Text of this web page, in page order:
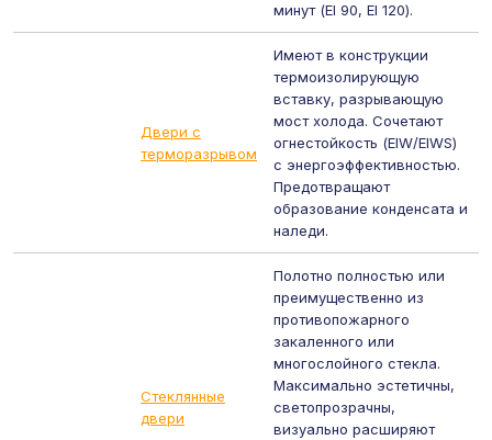
минут (EI 90, EI 120).
Двери с
терморазрывом
Имеют в конструкции
термоизолирующую
вставку, разрывающую
мост холода. Сочетают
огнестойкость (EIW/EIWS)
с энергоэффективностью.
Предотвращают
образование конденсата и
наледи.
Стеклянные
двери
Полотно полностью или
преимущественно из
противопожарного
закаленного или
многослойного стекла.
Максимально эстетичны,
светопрозрачны,
визуально расширяют